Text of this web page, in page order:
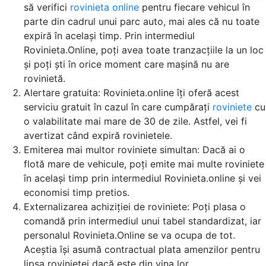
să verifici rovinieta online pentru fiecare vehicul în
parte din cadrul unui parc auto, mai ales că nu toate
expiră în același timp. Prin intermediul
Rovinieta.Online, poți avea toate tranzacțiile la un loc
și poți ști în orice moment care mașină nu are
rovinietă.
Alertare gratuita: Rovinieta.online îți oferă acest
serviciu gratuit în cazul în care cumpărați roviniete cu
o valabilitate mai mare de 30 de zile. Astfel, vei fi
avertizat când expiră rovinietele.
Emiterea mai multor roviniete simultan: Dacă ai o
flotă mare de vehicule, poți emite mai multe roviniete
în același timp prin intermediul Rovinieta.online și vei
economisi timp pretios.
Externalizarea achiziției de roviniete: Poți plasa o
comandă prin intermediul unui tabel standardizat, iar
personalul Rovinieta.Online se va ocupa de tot.
Aceștia își asumă contractual plata amenzilor pentru